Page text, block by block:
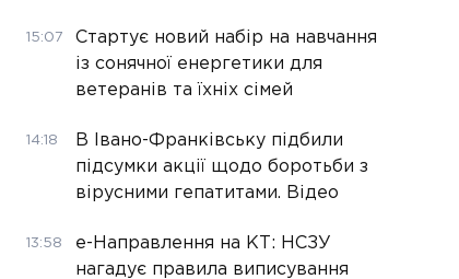
15:07
Стартує новий набір на навчання
із сонячної енергетики для
ветеранів та їхніх сімей
14:18
В Івано-Франківську підбили
підсумки акції щодо боротьби з
вірусними гепатитами. Відео
13:58
е-Направлення на КТ: НСЗУ
нагадує правила виписування